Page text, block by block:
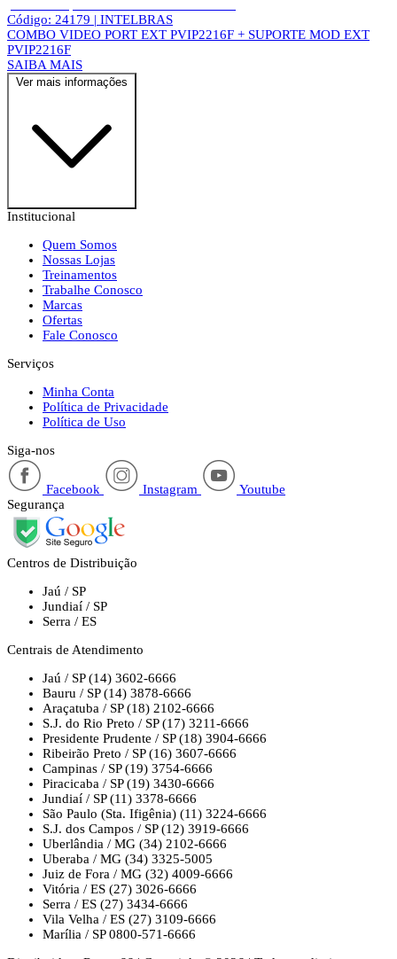
Código: 24179 | INTELBRAS
COMBO VIDEO PORT EXT PVIP2216F + SUPORTE MOD EXT
PVIP2216F
SAIBA MAIS
Ver mais informações
Institucional
Quem Somos
Nossas Lojas
Treinamentos
Trabalhe Conosco
Marcas
Ofertas
Fale Conosco
Serviços
Minha Conta
Política de Privacidade
Política de Uso
Siga-nos
Facebook Instagram
Youtube
Segurança
Centros de Distribuição
Jaú / SP
Jundiaí / SP
Serra / ES
Centrais de Atendimento
Jaú / SP (14) 3602-6666
Bauru / SP (14) 3878-6666
Araçatuba / SP (18) 2102-6666
S.J. do Rio Preto / SP (17) 3211-6666
Presidente Prudente / SP (18) 3904-6666
Ribeirão Preto / SP (16) 3607-6666
Campinas / SP (19) 3754-6666
Piracicaba / SP (19) 3430-6666
Jundiaí / SP (11) 3378-6666
São Paulo (Sta. Ifigênia) (11) 3224-6666
S.J. dos Campos / SP (12) 3919-6666
Uberlândia / MG (34) 2102-6666
Uberaba / MG (34) 3325-5005
Juiz de Fora / MG (32) 4009-6666
Vitória / ES (27) 3026-6666
Serra / ES (27) 3434-6666
Vila Velha / ES (27) 3109-6666
Marília / SP 0800-571-6666